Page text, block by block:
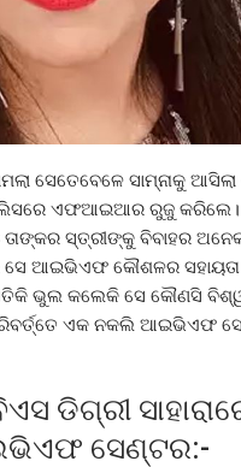
ସେତେବେଳେ ସାମ୍ନାକୁ
ଏଫଆଇଆର ରୁଜୁ କରିଲେ।
ସ୍ତ୍ରୀଙ୍କୁ ବିବାହର
ଆଇଭିଏଫ କୌଶଳର ସହାୟତା
ଭୁଲ କଲେକି ସେ କୌଣସି
ଏକ ନକଲି ଆଇଭିଏଫ
ଡିଗ୍ରୀ
ସେଣ୍ଟର:-